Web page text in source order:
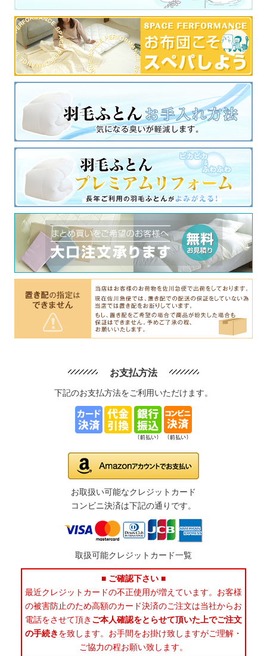
お支払方法
下記のお支払方法をご利用いただけます。
お取扱い可能なクレジットカード
コンビニ決済は下記の通りです。
取扱可能クレジットカード一覧
■ ご確認下さい ■
最近クレジットカードの不正使用が増えています。お客様
の被害防止のため高額のカード決済のご注文は当社からお
電話をさせて頂き ご本人確認をとらせて頂いた上でご注文
の手続きを致します。お手間をお掛け致しますがご理解・
ご協力の程お願い致します。